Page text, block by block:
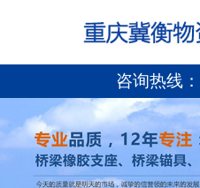
咨询热线：